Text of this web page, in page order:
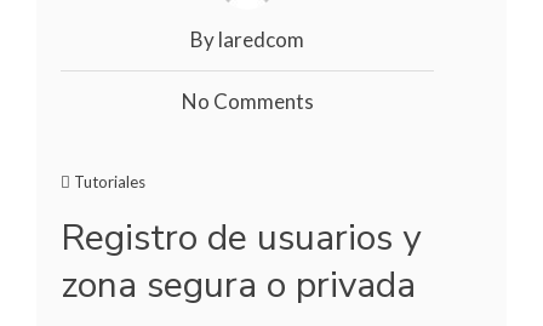
By laredcom
No Comments
Tutoriales
Registro de usuarios y
zona segura o privada